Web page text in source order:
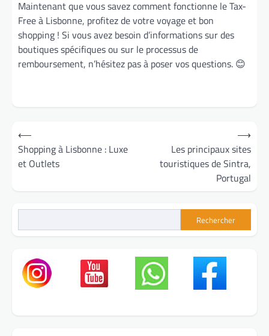
Maintenant que vous savez comment fonctionne le Tax-
Free à Lisbonne, profitez de votre voyage et bon
shopping ! Si vous avez besoin d’informations sur des
boutiques spécifiques ou sur le processus de
remboursement, n’hésitez pas à poser vos questions. 😊
Navigation
de
l’article
⟵
Shopping à Lisbonne : Luxe
et Outlets
Les principaux sites
touristiques de Sintra,
Portugal
⟶
Rechercher